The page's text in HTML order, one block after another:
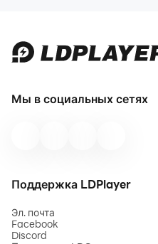
Мы в социальных сетях
Поддержка LDPlayer
Эл. почта
Facebook
Discord